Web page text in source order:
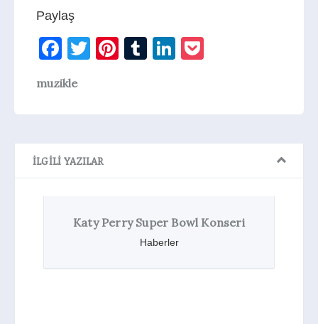
Paylaş
Facebook
Twitter
Pinterest
TumblrLinkedIn
muzikle
İLGILI YAZILAR